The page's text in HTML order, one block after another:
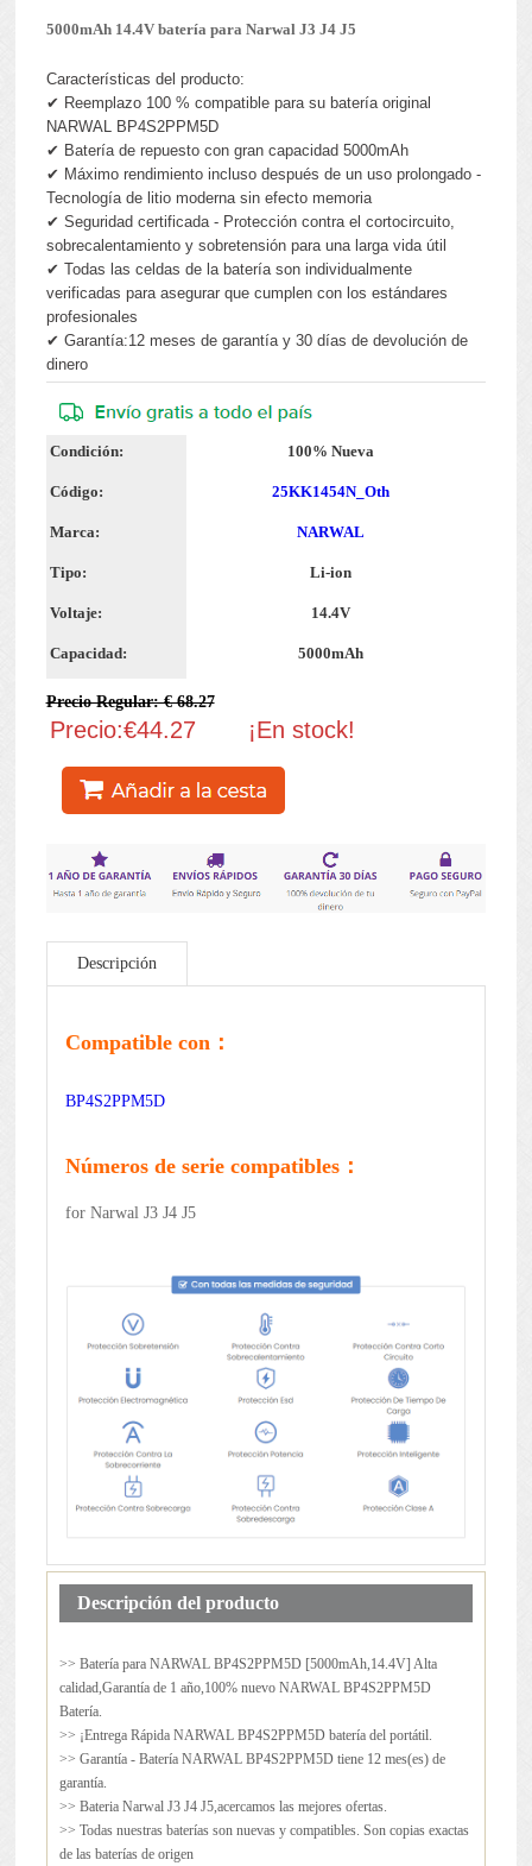
5000mAh 14.4V batería para Narwal J3 J4 J5
Características del producto:
✔ Reemplazo 100 % compatible para su batería original
NARWAL BP4S2PPM5D
✔ Batería de repuesto con gran capacidad 5000mAh
✔ Máximo rendimiento incluso después de un uso prolongado -
Tecnología de litio moderna sin efecto memoria
✔ Seguridad certificada - Protección contra el cortocircuito,
sobrecalentamiento y sobretensión para una larga vida útil
✔ Todas las celdas de la batería son individualmente
verificadas para asegurar que cumplen con los estándares
profesionales
✔ Garantía:12 meses de garantía y 30 días de devolución de
dinero
Condición: 100% Nueva
Código: 25KK1454N_Oth
Marca: NARWAL
Tipo: Li-ion
Voltaje: 14.4V
Capacidad: 5000mAh
Precio Regular: € 68.27
Precio:€44.27 ¡En stock!
Descripción
Compatible con：
BP4S2PPM5D
Números de serie compatibles：
for Narwal J3 J4 J5
Descripción del producto
>> Batería para NARWAL BP4S2PPM5D[5000mAh,14.4V] Alta
calidad,Garantía de 1 año,100% nuevo NARWAL BP4S2PPM5D
Batería.
>> ¡Entrega Rápida NARWAL BP4S2PPM5D batería del portátil.
>> Garantía - Batería NARWAL BP4S2PPM5D tiene 12 mes(es) de
garantía.
>> Bateria Narwal J3 J4 J5,acercamos las mejores ofertas.
>> Todas nuestras baterías son nuevas y compatibles. Son copias exactas
de las baterías de origen